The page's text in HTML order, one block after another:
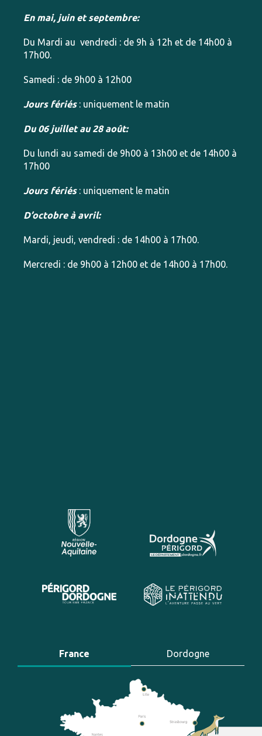
En mai, juin et septembre:
Du Mardi au vendredi : de 9h à 12h et de 14h00 à
17h00.
Samedi : de 9h00 à 12h00
Jours fériés: uniquement le matin
Du 06 juillet au 28 août:
Du lundi au samedi de 9h00 à 13h00 et de 14h00 à
17h00
Jours fériés: uniquement le matin
D’octobre à avril:
Mardi, jeudi, vendredi : de 14h00 à 17h00.
Mercredi : de 9h00 à 12h00 et de 14h00 à 17h00.
France Dordogne